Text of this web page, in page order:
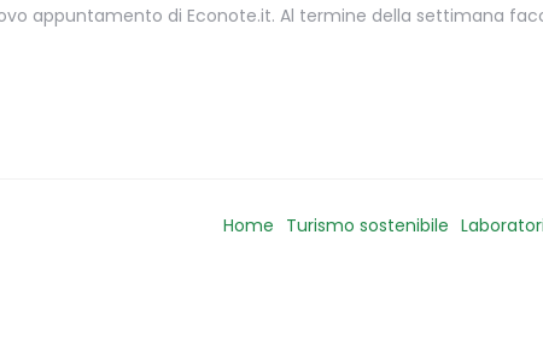
appuntamento di Econote.it. Al termine della settimana
Home Turismo sostenibile